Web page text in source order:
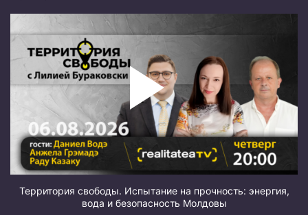
Территория свободы. Испытание на прочность: энергия,
вода и безопасность Молдовы